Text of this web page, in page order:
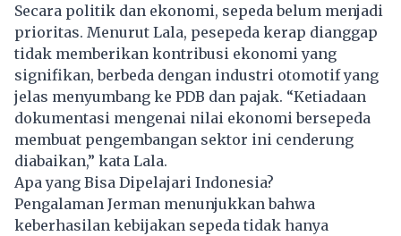
Secara politik dan ekonomi, sepeda belum menjadi
prioritas. Menurut Lala, pesepeda kerap dianggap
tidak memberikan kontribusi ekonomi yang
signifikan, berbeda dengan industri otomotif yang
jelas menyumbang ke PDB dan pajak. “Ketiadaan
dokumentasi mengenai nilai ekonomi bersepeda
membuat pengembangan sektor ini cenderung
diabaikan,” kata Lala.
Apa yang Bisa Dipelajari Indonesia?
Pengalaman Jerman menunjukkan bahwa
keberhasilan kebijakan sepeda tidak hanya